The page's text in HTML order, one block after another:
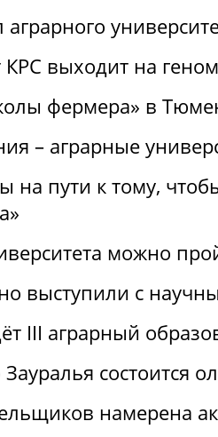
выходит на
фермера» в
– аграрные
на пути к тому,
можно
выступили с
III аграрный
состоится
намерена